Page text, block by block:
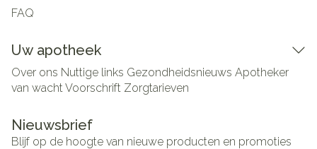
FAQ
Uw apotheek
Over ons Nuttige links Gezondheidsnieuws Apotheker
van wachtVoorschrift Zorgtarieven
Nieuwsbrief
Blijf op de hoogte van nieuwe producten en promoties